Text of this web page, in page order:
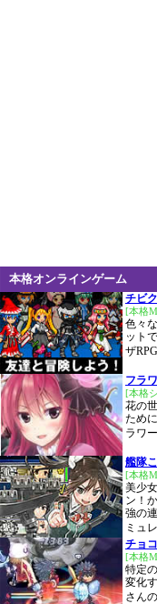
本格オンラインゲーム
チビ
[本格
色々
ット
ザ
フラ
[本格
花の
ため
ラワ
艦隊
[本格
美少
ン！
強の
ミュ
チョ
[本格
特定
変化
さん